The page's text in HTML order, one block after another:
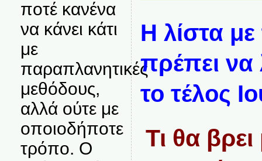
ποτέ κανένα
να κάνει κάτι
με
παραπλανητικές
μεθόδους,
αλλά ούτε με
οποιοδήποτε
τρόπο. Ο
Η λίστα
πρέπει
το τέλος
Τι θα